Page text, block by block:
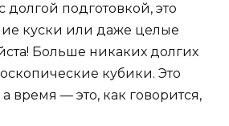
долгой подготовкой, это
куски или даже целые
Больше никаких долгих
кубики. Это
время — это, как говорится,